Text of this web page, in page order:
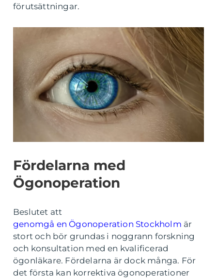
förutsättningar.
Fördelarna med
Ögonoperation
Beslutet att
genomgå en Ögonoperation Stockholm är
stort och bör grundas i noggrann forskning
och konsultation med en kvalificerad
ögonläkare. Fördelarna är dock många. För
det första kan korrektiva ögonoperationer